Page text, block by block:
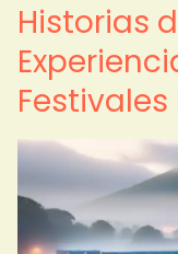
Historias
Festivales